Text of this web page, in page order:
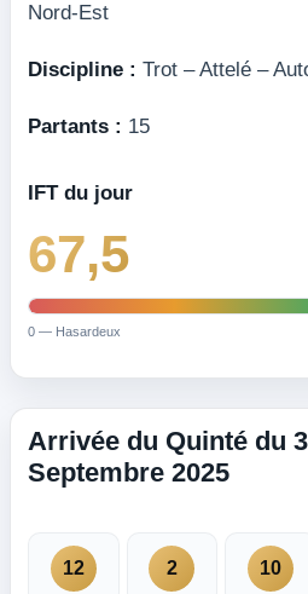
Nord-Est
Discipline : Trot – Attelé –
Partants : 15
IFT du jour
67,5
0 — Hasardeux
Arrivée du Quinté du 3
Septembre 2025
12 2 10